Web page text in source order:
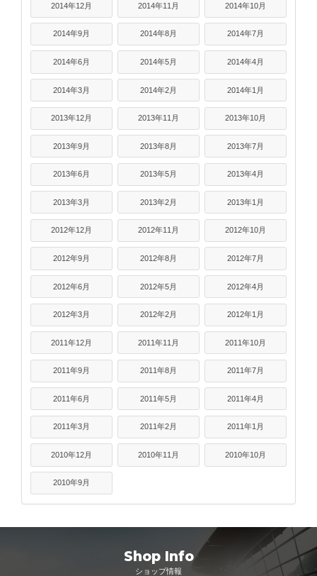
2014年12月 2014年11月 2014年10月
2014年9月 2014年8月 2014年7月
2014年6月 2014年5月 2014年4月
2014年3月 2014年2月 2014年1月
2013年12月 2013年11月 2013年10月
2013年9月 2013年8月 2013年7月
2013年6月 2013年5月 2013年4月
2013年3月 2013年2月 2013年1月
2012年12月 2012年11月 2012年10月
2012年9月 2012年8月 2012年7月
2012年6月 2012年5月 2012年4月
2012年3月 2012年2月 2012年1月
2011年12月 2011年11月 2011年10月
2011年9月 2011年8月 2011年7月
2011年6月 2011年5月 2011年4月
2011年3月 2011年2月 2011年1月
2010年12月 2010年11月 2010年10月
2010年9月
Shop Info
ショップ情報